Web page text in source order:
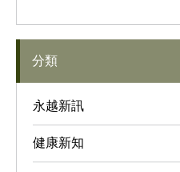
分類
永越新訊
健康新知